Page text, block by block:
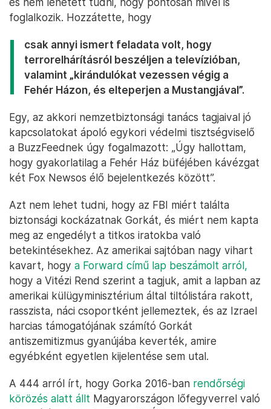
foglalkozik. Hozzátette, hogy
csak annyi ismert feladata volt, hogy
terrorelhárításról beszéljen a televízióban,
valamint „kirándulókat vezessen végig a
Fehér Házon, és elteperjen a Mustangjával”.
Egy, az akkori nemzetbiztonsági tanács tagjaival jó
kapcsolatokat ápoló egykori védelmi tisztségviselő
a BuzzFeednek úgy fogalmazott: „Úgy hallottam,
hogy gyakorlatilag a Fehér Ház büféjében kávézgat
két Fox Newsos élő bejelentkezés között”.
Azt nem lehet tudni, hogy az FBI miért találta
biztonsági kockázatnak Gorkát, és miért nem kapta
meg az engedélyt a titkos iratokba való
betekintésekhez. Az amerikai sajtóban nagy vihart
kavart, hogy a Forward című lap beszámolt arról,
hogy a Vitézi Rend szerint a tagjuk, amit a lapban az
amerikai külügyminisztérium által tiltólistára rakott,
rasszista, náci csoportként jellemeztek, és az Izrael
harcias támogatójának számító Gorkát
antiszemitizmus gyanújába keverték, amire
egyébként egyetlen kijelentése sem utal.
A 444 arról írt, hogy Gorka 2016-ban rendőrségi
körözés alatt állt Magyarországon lőfegyverrel való